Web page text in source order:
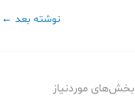
نوشته بعد ←
بخش‌های موردنیاز